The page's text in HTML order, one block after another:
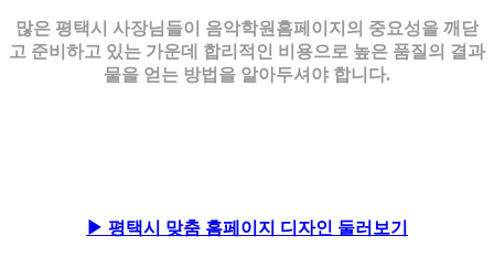
많은 평택시 사장님들이 음악학원홈페이지의 중요성을 깨닫
고 준비하고 있는 가운데 합리적인 비용으로 높은 품질의 결과
물을 얻는 방법을 알아두셔야 합니다.
▶ 평택시 맞춤 홈페이지 디자인 둘러보기